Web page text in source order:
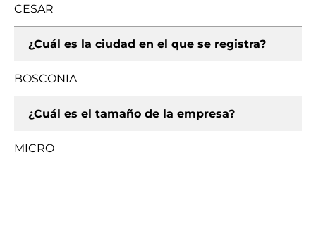
CESAR
¿Cuál es la ciudad en el que se registra?
BOSCONIA
¿Cuál es el tamaño de la empresa?
MICRO